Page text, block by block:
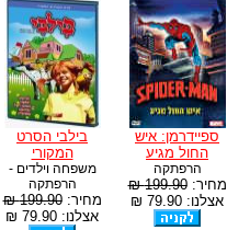
ספיידרמן: איש
החול מגיע
הרפתקה
מחיר:199.90 ₪
אצלנו: 79.90 ₪
בילבי הסרט
המקורי
משפחה וילדים -
הרפתקה
מחיר:199.90 ₪
אצלנו: 79.90 ₪